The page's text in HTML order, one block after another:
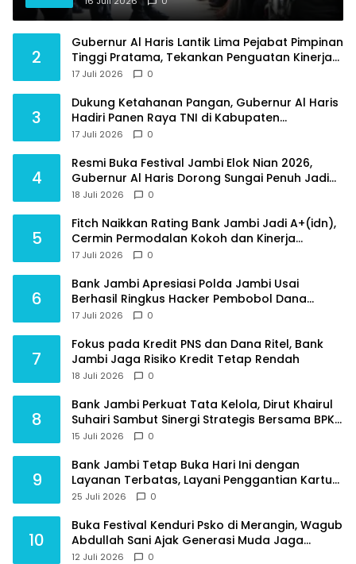
Raden Mattaher
2
Gubernur Al Haris Lantik Lima Pejabat Pimpinan
Tinggi Pratama, Tekankan Penguatan Kinerja
dan Integritas
17 Juli 2026 0
3
Dukung Ketahanan Pangan, Gubernur Al Haris
Hadiri Panen Raya TNI di Kabupaten
Tanjungjabung Timur
17 Juli 2026 0
4
Resmi Buka Festival Jambi Elok Nian 2026,
Gubernur Al Haris Dorong Sungai Penuh Jadi
Destinasi Wisata Budaya Unggulan
18 Juli 2026 0
5
Fitch Naikkan Rating Bank Jambi Jadi A+(idn),
Cermin Permodalan Kokoh dan Kinerja
Keuangan Sehat
17 Juli 2026 0
6
Bank Jambi Apresiasi Polda Jambi Usai
Berhasil Ringkus Hacker Pembobol Dana
Nasabah
17 Juli 2026 0
7
Fokus pada Kredit PNS dan Dana Ritel, Bank
Jambi Jaga Risiko Kredit Tetap Rendah
18 Juli 2026 0
8
Bank Jambi Perkuat Tata Kelola, Dirut Khairul
Suhairi Sambut Sinergi Strategis Bersama BPKP
Jambi
15 Juli 2026 0
9
Bank Jambi Tetap Buka Hari Ini dengan
Layanan Terbatas, Layani Penggantian Kartu
ATM dan Perubahan PIN
25 Juli 2026 0
10
Buka Festival Kenduri Psko di Merangin, Wagub
Abdullah Sani Ajak Generasi Muda Jaga
Budaya dan Jauhi Narkoba
12 Juli 2026 0